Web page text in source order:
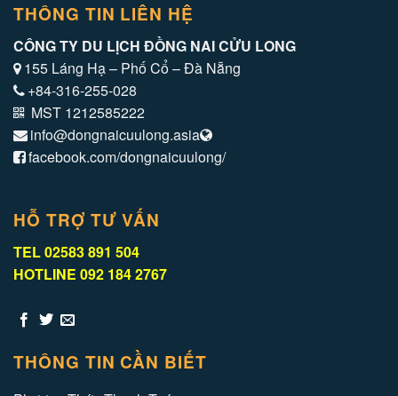
THÔNG TIN LIÊN HỆ
CÔNG TY DU LỊCH ĐỒNG NAI CỬU LONG
155 Láng Hạ – Phố Cổ – Đà Nẵng
+84-316-255-028
MST 1212585222
info@dongnaicuulong.asia
facebook.com/dongnaicuulong/
HỖ TRỢ TƯ VẤN
TEL 02583 891 504
HOTLINE 092 184 2767
THÔNG TIN CẦN BIẾT